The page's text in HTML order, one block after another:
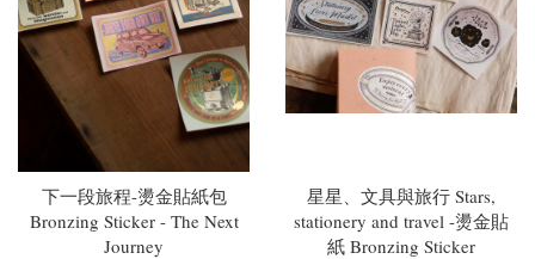
下一段旅程-燙金貼紙包
Bronzing Sticker - The Next
Journey
星星、文具與旅行 Stars,
stationery and travel -燙金貼
紙 Bronzing Sticker